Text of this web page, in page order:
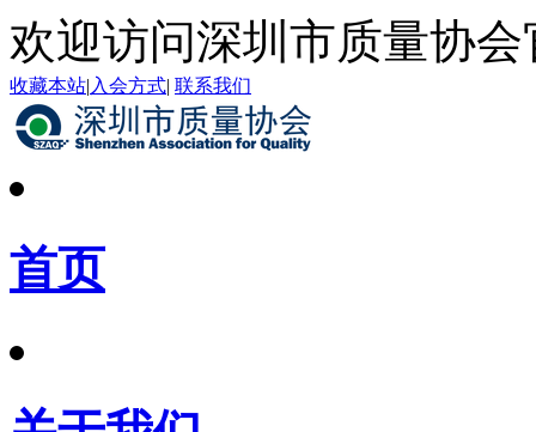
欢迎访问深圳市质量协会
收藏本站| 入会方式| 联系我们
首页